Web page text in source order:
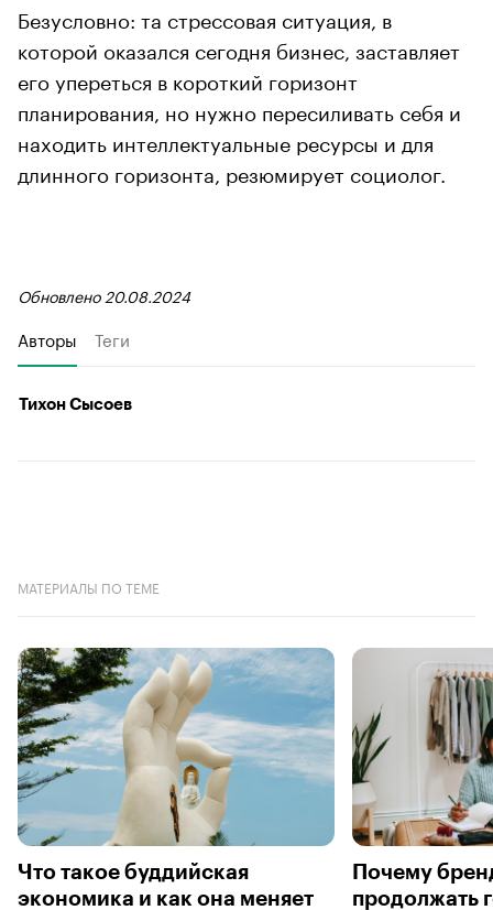
Безусловно: та стрессовая ситуация, в
которой оказался сегодня бизнес, заставляет
его упереться в короткий горизонт
планирования, но нужно пересиливать себя и
находить интеллектуальные ресурсы и для
длинного горизонта, резюмирует социолог.
Обновлено 20.08.2024
Авторы Теги
Тихон Сысоев
МАТЕРИАЛЫ ПО ТЕМЕ
Что такое буддийская
экономика и как она меняет
Почему
продолжать